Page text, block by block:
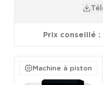
Prix conseillé :
Machine à piston